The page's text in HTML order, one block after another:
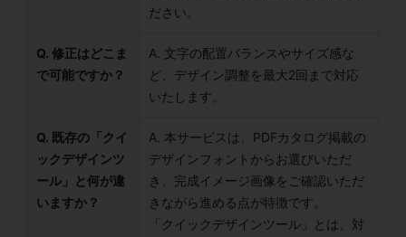
ださい。
Q. 修正はどこま
で可能ですか？
A. 文字の配置バランスやサイズ感な
ど、デザイン調整を最大2回まで対応
いたします。
Q. 既存の「クイ
ックデザインツ
ール」と何が違
いますか？
A. 本サービスは、PDFカタログ掲載の
デザインフォントからお選びいただ
き、完成イメージ画像をご確認いただ
きながら進める点が特徴です。
「クイックデザインツール」とは、対